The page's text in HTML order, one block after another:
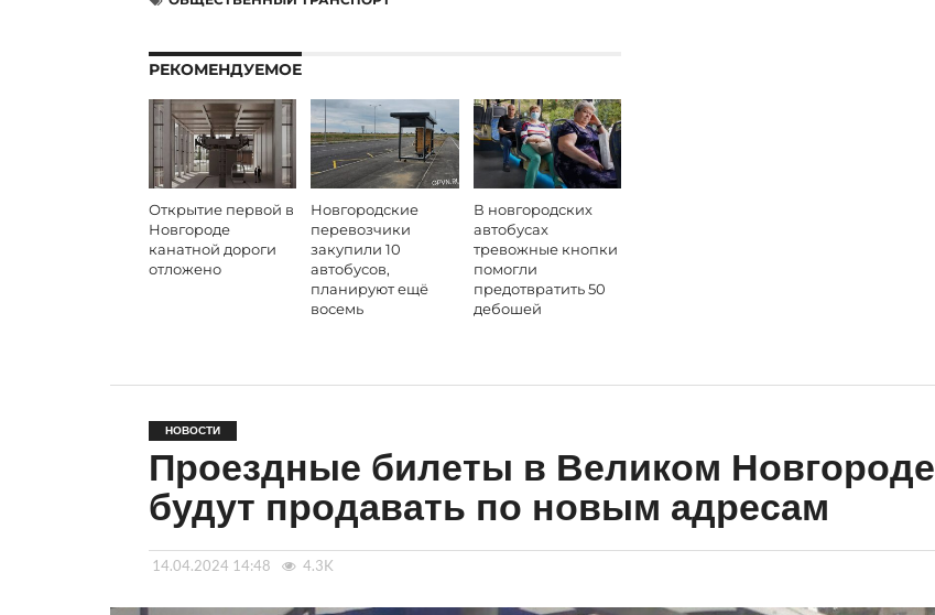
РЕКОМЕНДУЕМОЕ
Открытие первой в
Новгороде
канатной дороги
отложено
Новгородские
перевозчики
закупили 10
автобусов,
планируют ещё
восемь
В новгородских
автобусах
тревожные кнопки
помогли
предотвратить 50
дебошей
НОВОСТИ
Проездные билеты в Великом Новгороде
будут продавать по новым адресам
14.04.2024 14:48 4.3K